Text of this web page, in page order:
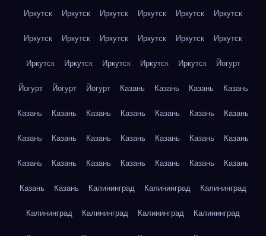
Иркутск Иркутск Иркутск Иркутск Иркутск Иркутск
Иркутск Иркутск Иркутск Иркутск Иркутск Иркутск
Иркутск Иркутск Иркутск Иркутск Иркутск Йогурт
Йогурт Йогурт Йогурт Казань Казань Казань Казань
Казань Казань Казань Казань Казань Казань Казань
Казань Казань Казань Казань Казань Казань Казань
Казань Казань Казань Казань Казань Казань Казань
Казань Казань Калининград Калининград Калининград
Калининград Калининград Калининград Калининград